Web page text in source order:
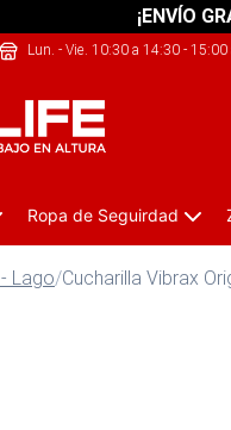
¡ENVÍO
Lun. - Vie. 10:30 a 14:30 -
Ropa de Seguirdad
Lago/Cucharilla Vibrax